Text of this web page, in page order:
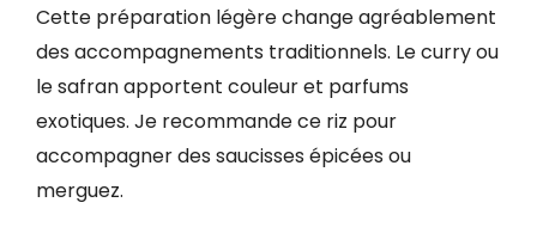
Cette préparation légère change agréablement
des accompagnements traditionnels. Le curry ou
le safran apportent couleur et parfums
exotiques. Je recommande ce riz pour
accompagner des saucisses épicées ou
merguez.